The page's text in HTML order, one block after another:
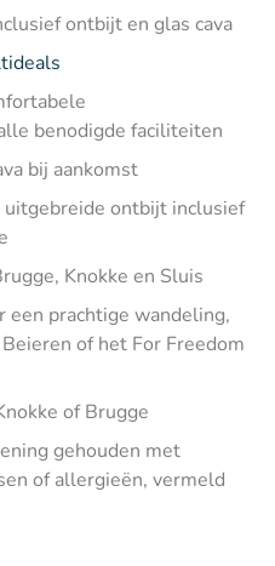
ontbijt en glas cava
benodigde faciliteiten
bij aankomst
ontbijt inclusief
Knokke en Sluis
een prachtige wandeling,
of het For Freedom
of Brugge
gehouden met
of allergieën, vermeld